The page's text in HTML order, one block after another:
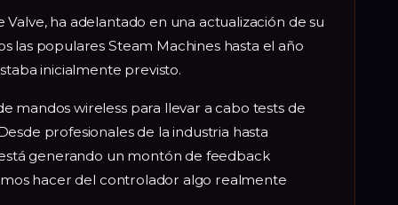
ha adelantado en una actualización de su
las populares Steam Machines hasta el año
inicialmente previsto.
mandos wireless para llevar a cabo tests de
profesionales de la industria hasta
generando un montón de feedback
hacer del controlador algo realmente